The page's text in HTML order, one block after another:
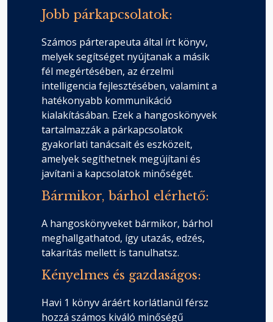
Hetedik lépés – Magabiztosság az
érzelmeinkben
Hetedik lépés – A PPP Gyakorlat
Fejezet hossza: 00:01:40
Hetedik lépés – A harag nem rossz,
hanem jó
Fejezet hossza: 00:05:53
Hetedik lépés – Magabiztosság a
kapcsolatokban
Hetedik lépés – Tíz dolog, ami
veszélyeztet egy kapcsolatot
Fejezet hossza: 00:00:20
Jobb párkapcsolatok:
Számos párterapeuta által írt könyv,
melyek segítséget nyújtanak a másik
fél megértésében, az érzelmi
intelligencia fejlesztésében, valamint a
hatékonyabb kommunikáció
kialakításában. Ezek a hangoskönyvek
tartalmazzák a párkapcsolatok
gyakorlati tanácsait és eszközeit,
amelyek segíthetnek megújítani és
javítani a kapcsolatok minőségét.
Bármikor, bárhol elérhető:
A hangoskönyveket bármikor, bárhol
meghallgathatod, így utazás, edzés,
takarítás mellett is tanulhatsz.
Kényelmes és gazdaságos:
Havi 1 könyv áráért korlátlanúl férsz
hozzá számos kiváló minőségű